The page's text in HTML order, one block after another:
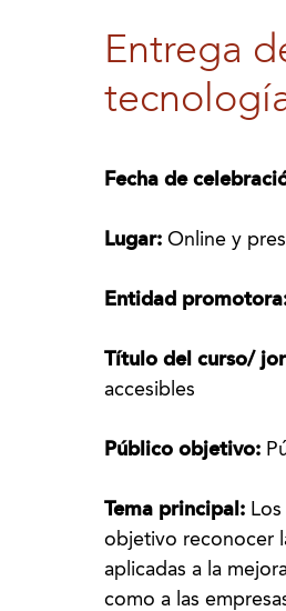
Entrega
Fecha de
Lugar:Online y
Entidad
Título del curso/
accesibles
Público objetivo:
Tema principal:
objetivo reconocer
aplicadas a la
como a las